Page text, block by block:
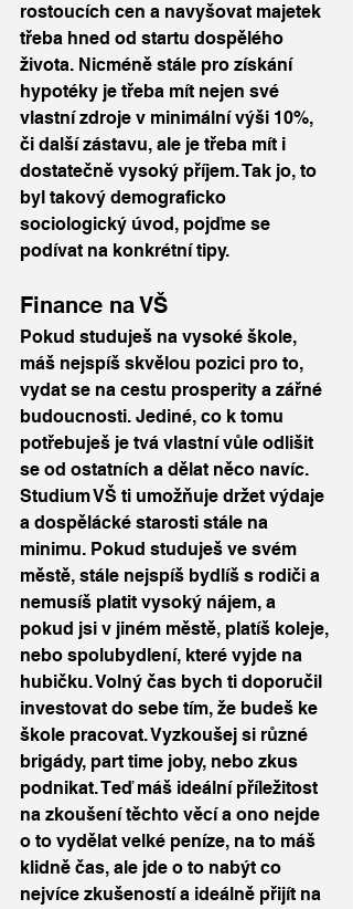
rostoucích cen a navyšovat majetek
třeba hned od startu dospělého
života. Nicméně stále pro získání
hypotéky je třeba mít nejen své
vlastní zdroje v minimální výši 10%,
či další zástavu, ale je třeba mít i
dostatečně vysoký příjem. Tak jo, to
byl takový demograficko
sociologický úvod, pojďme se
podívat na konkrétní tipy.
Finance na VŠ
Pokud studuješ na vysoké škole,
máš nejspíš skvělou pozici pro to,
vydat se na cestu prosperity a zářné
budoucnosti. Jediné, co k tomu
potřebuješ je tvá vlastní vůle odlišit
se od ostatních a dělat něco navíc.
Studium VŠ ti umožňuje držet výdaje
a dospělácké starosti stále na
minimu. Pokud studuješ ve svém
městě, stále nejspíš bydlíš s rodiči a
nemusíš platit vysoký nájem, a
pokud jsi v jiném městě, platíš koleje,
nebo spolubydlení, které vyjde na
hubičku. Volný čas bych ti doporučil
investovat do sebe tím, že budeš ke
škole pracovat. Vyzkoušej si různé
brigády, part time joby, nebo zkus
podnikat. Teď máš ideální příležitost
na zkoušení těchto věcí a ono nejde
o to vydělat velké peníze, na to máš
klidně čas, ale jde o to nabýt co
nejvíce zkušeností a ideálně přijít na